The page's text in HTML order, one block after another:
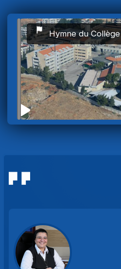
Hymne du Collège